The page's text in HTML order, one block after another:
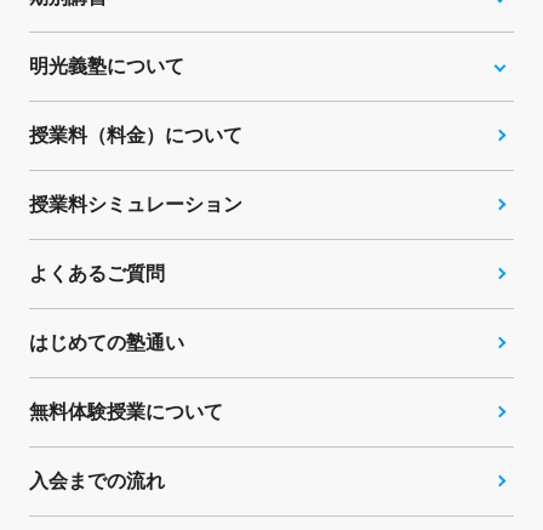
明光義塾について
授業料（料金）について
授業料シミュレーション
よくあるご質問
はじめての塾通い
無料体験授業について
入会までの流れ